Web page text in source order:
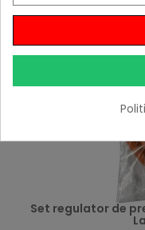
Set regulator de